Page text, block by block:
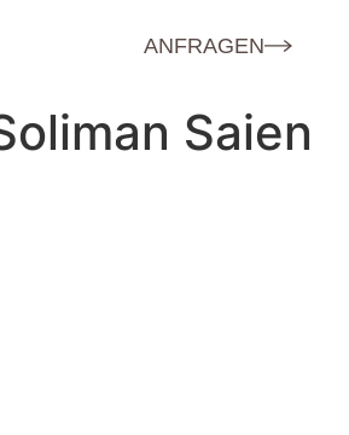
ANFRAGEN
Saien